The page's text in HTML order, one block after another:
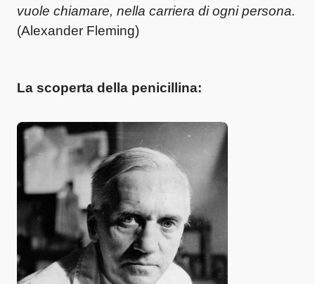
vuole chiamare, nella carriera di ogni persona.
(Alexander Fleming)
La scoperta della penicillina: